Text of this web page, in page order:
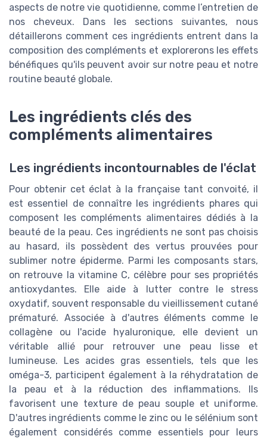
aspects de notre vie quotidienne, comme l’entretien de
nos cheveux. Dans les sections suivantes, nous
détaillerons comment ces ingrédients entrent dans la
composition des compléments et explorerons les effets
bénéfiques qu'ils peuvent avoir sur notre peau et notre
routine beauté globale.
Les ingrédients clés des
compléments alimentaires
Les ingrédients incontournables de l'éclat
Pour obtenir cet éclat à la française tant convoité, il
est essentiel de connaître les ingrédients phares qui
composent les compléments alimentaires dédiés à la
beauté de la peau. Ces ingrédients ne sont pas choisis
au hasard, ils possèdent des vertus prouvées pour
sublimer notre épiderme. Parmi les composants stars,
on retrouve la vitamine C, célèbre pour ses propriétés
antioxydantes. Elle aide à lutter contre le stress
oxydatif, souvent responsable du vieillissement cutané
prématuré. Associée à d'autres éléments comme le
collagène ou l'acide hyaluronique, elle devient un
véritable allié pour retrouver une peau lisse et
lumineuse. Les acides gras essentiels, tels que les
oméga-3, participent également à la réhydratation de
la peau et à la réduction des inflammations. Ils
favorisent une texture de peau souple et uniforme.
D'autres ingrédients comme le zinc ou le sélénium sont
également considérés comme essentiels pour leurs